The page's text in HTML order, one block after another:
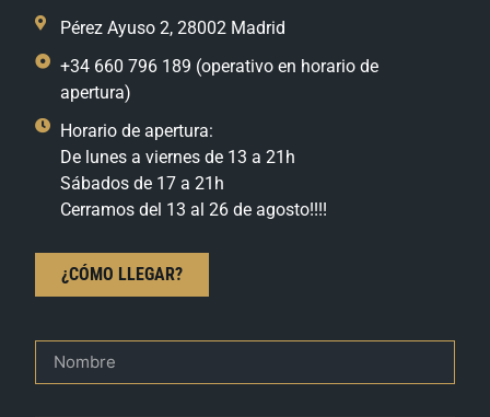
Pérez Ayuso 2, 28002 Madrid
+34 660 796 189 (operativo en horario de
apertura)
Horario de apertura:
De lunes a viernes de 13 a 21h
Sábados de 17 a 21h
Cerramos del 13 al 26 de agosto!!!!
¿CÓMO LLEGAR?